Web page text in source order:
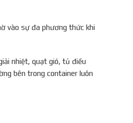
vào sự đa phương thức khi
nhiệt, quạt gió, tủ điều
bên trong container luôn